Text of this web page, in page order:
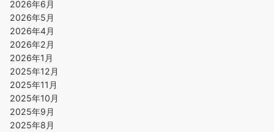
2026年6月
2026年5月
2026年4月
2026年2月
2026年1月
2025年12月
2025年11月
2025年10月
2025年9月
2025年8月